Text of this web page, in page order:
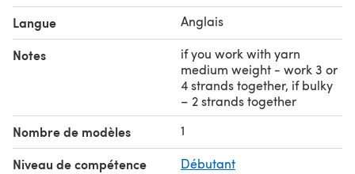
Langue Anglais
Notes
if you work with yarn
medium weight - work 3 or
4 strands together, if bulky
– 2 strands together
Nombre de modèles 1
Niveau de compétence Débutant